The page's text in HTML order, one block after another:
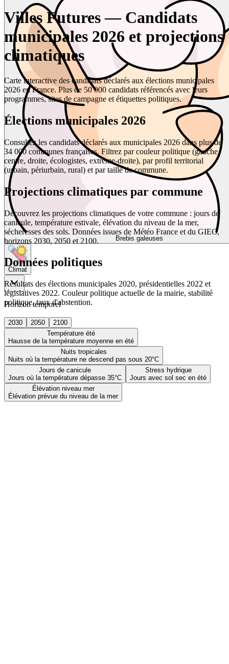
Brebis galeuses
Climat
Horizon temporel
2030 2050
2100
Température été
Hausse de la température moyenne en été
Nuits tropicales
Nuits où la température ne descend pas sous 20°C
Jours de canicule
Jours où la température dépasse 35°C
Stress hydrique
Jours avec sol sec en été
Élévation niveau mer
Élévation prévue du niveau de la mer
Villes Futures — Candidats
municipales 2026 et projections
climatiques
Carte interactive des candidats déclarés aux élections municipales
2026 en France. Plus de 50 000 candidats référencés avec leurs
programmes, sites de campagne et étiquettes politiques.
Élections municipales 2026
Consultez les candidats déclarés aux municipales 2026 dans plus de
34 000 communes françaises. Filtrez par couleur politique (gauche,
centre, droite, écologistes, extrême-droite), par profil territorial
(urbain, périurbain, rural) et par taille de commune.
Projections climatiques par commune
Découvrez les projections climatiques de votre commune : jours de
canicule, température estivale, élévation du niveau de la mer,
sécheresses des sols. Données issues de Météo France et du GIEC,
horizons 2030, 2050 et 2100.
Données politiques
Résultats des élections municipales 2020, présidentielles 2022 et
législatives 2022. Couleur politique actuelle de la mairie, stabilité
politique, taux d'abstention.